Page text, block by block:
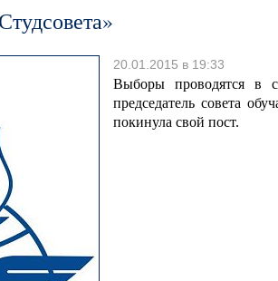
20.01.2015 в 19:33
Выборы проводятся в
председатель совета
покинула свой пост.